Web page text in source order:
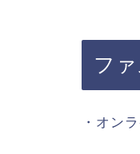
フ
・オン